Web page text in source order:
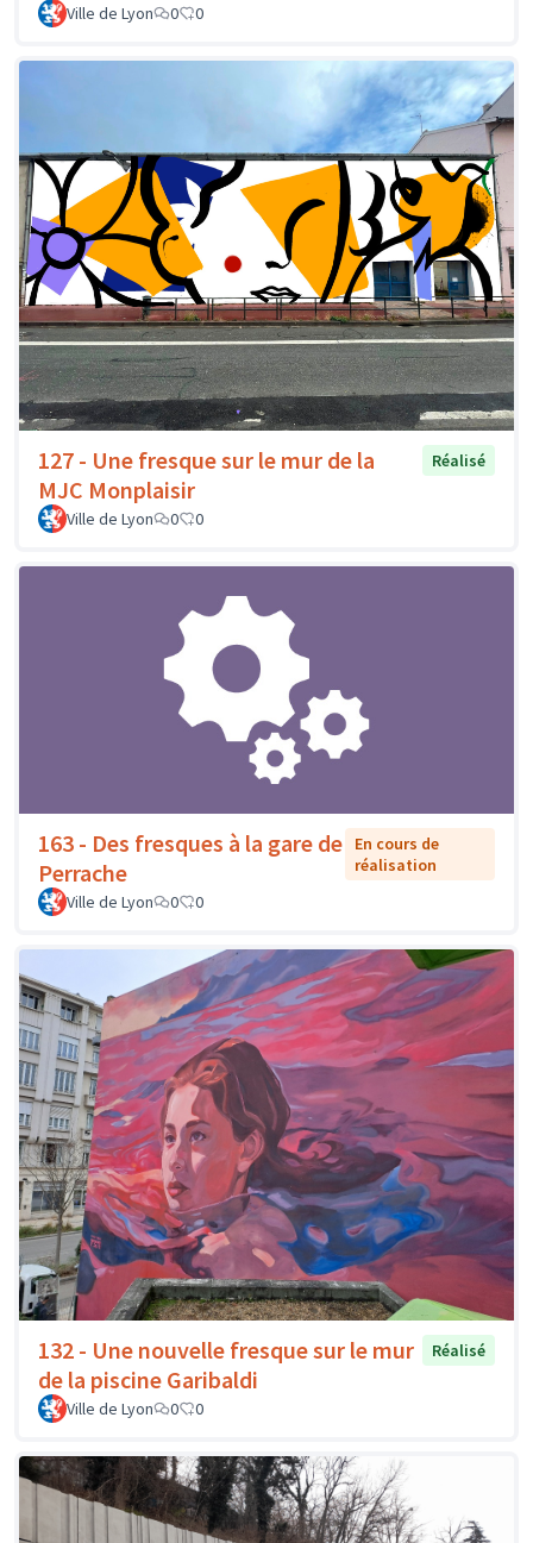
Ville de Lyon 0 0
127 - Une fresque sur le mur de la
MJC Monplaisir
Réalisé
Ville de Lyon 0 0
163 - Des fresques à la gare de
Perrache
En cours de
réalisation
Ville de Lyon
0 0
132 - Une nouvelle fresque sur le mur
de la piscine Garibaldi
Réalisé
Ville de Lyon 0 0